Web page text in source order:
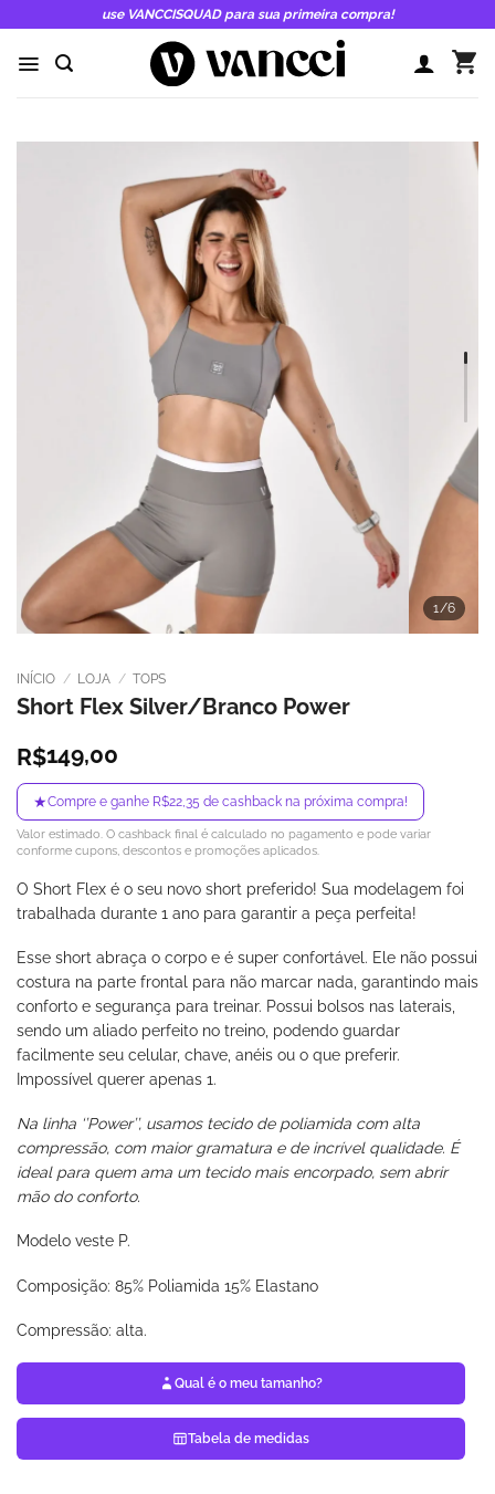
content
use VANCCISQUAD para sua primeira compra!
1 /6
INÍCIO / LOJA / TOPS
Short Flex Silver/Branco Power
R$149,00
★Compre e ganhe R$22,35 de cashback na próxima compra!
Valor estimado. O cashback final é calculado no pagamento e pode variar
conforme cupons, descontos e promoções aplicados.
O Short Flex é o seu novo short preferido! Sua modelagem foi
trabalhada durante 1 ano para garantir a peça perfeita!
Esse short abraça o corpo e é super confortável. Ele não possui
costura na parte frontal para não marcar nada, garantindo mais
conforto e segurança para treinar. Possui bolsos nas laterais,
sendo um aliado perfeito no treino, podendo guardar
facilmente seu celular, chave, anéis ou o que preferir.
Impossível querer apenas 1.
Na linha ‘’Power’’, usamos tecido de poliamida com alta
compressão, com maior gramatura e de incrível qualidade. É
ideal para quem ama um tecido mais encorpado, sem abrir
mão do conforto.
Modelo veste P.
Composição: 85% Poliamida 15% Elastano
Compressão: alta.
Qual é o meu tamanho?
Tabela de medidas